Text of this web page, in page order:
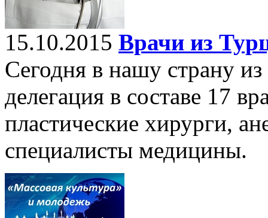
15.10.2015 Врачи из
Сегодня в нашу страну
делегация в составе 17
пластические хирурги,
специалисты медицины.